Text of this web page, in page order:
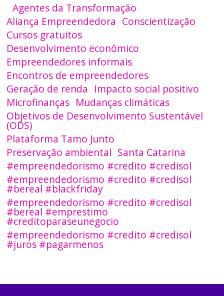
Agentes da Transformação
Aliança Empreendedora Conscientização
Cursos gratuitos
Desenvolvimento econômico
Empreendedores informais
Encontros de empreendedores
Geração de renda Impacto social positivo
Microfinanças Mudanças climáticas
Objetivos de Desenvolvimento Sustentável
(ODS)
Plataforma Tamo Junto
Preservação ambiental Santa Catarina
#empreendedorismo #credito #credisol
#empreendedorismo #credito #credisol
#bereal #blackfriday
#empreendedorismo #credito #credisol
#bereal #emprestimo
#creditoparaseunegocio
#empreendedorismo #credito #credisol
#juros #pagarmenos